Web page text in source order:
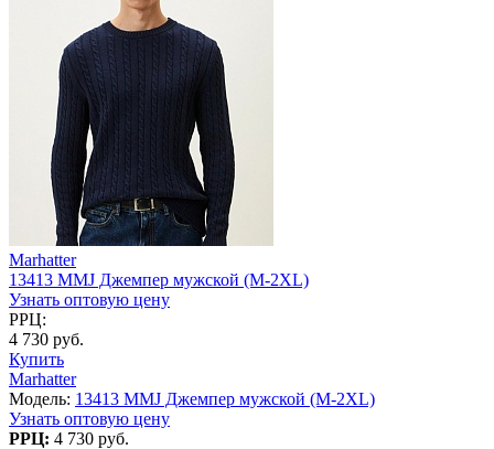
Marhatter
13413 MMJ Джемпер мужской (M-2XL)
Узнать оптовую цену
РРЦ:
4 730 руб.
Купить
Marhatter
Модель: 13413 MMJ Джемпер мужской (M-2XL)
Узнать оптовую цену
РРЦ: 4 730 руб.